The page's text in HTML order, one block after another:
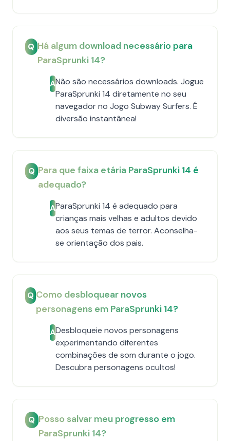
Q Há algum download necessário para
ParaSprunki 14?
ANão são necessários downloads. Jogue
ParaSprunki 14 diretamente no seu
navegador no Jogo Subway Surfers. É
diversão instantânea!
Q Para que faixa etária ParaSprunki 14 é
adequado?
AParaSprunki 14 é adequado para
crianças mais velhas e adultos devido
aos seus temas de terror. Aconselha-
se orientação dos pais.
Q Como desbloquear novos
personagens em ParaSprunki 14?
ADesbloqueie novos personagens
experimentando diferentes
combinações de som durante o jogo.
Descubra personagens ocultos!
Q Posso salvar meu progresso em
ParaSprunki 14?